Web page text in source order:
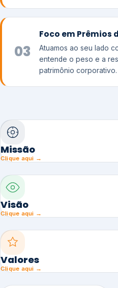
03
Foco em Prêmios
Atuamos ao seu lado
entende o peso e a
patrimônio corporativo.
Missão
Clique aqui →
Visão
Clique aqui →
Valores
Clique aqui →